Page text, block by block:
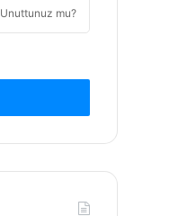
Unuttunuz mu?